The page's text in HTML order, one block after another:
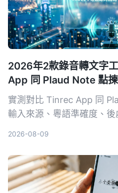
2026年2款錄音轉文字
App 同 Plaud Note 點揀
實測對比 Tinrec App 同
輸入來源、粵語準確度、
2026-08-09